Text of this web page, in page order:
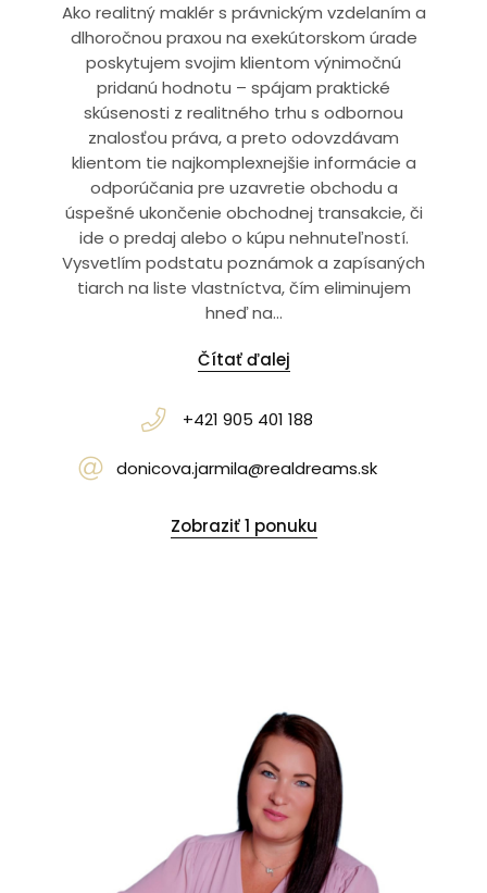
Ako realitný maklér s právnickým vzdelaním a
dlhoročnou praxou na exekútorskom úrade
poskytujem svojim klientom výnimočnú
pridanú hodnotu – spájam praktické
skúsenosti z realitného trhu s odbornou
znalosťou práva, a preto odovzdávam
klientom tie najkomplexnejšie informácie a
odporúčania pre uzavretie obchodu a
úspešné ukončenie obchodnej transakcie, či
ide o predaj alebo o kúpu nehnuteľností.
Vysvetlím podstatu poznámok a zapísaných
tiarch na liste vlastníctva, čím eliminujem
hneď na...
Čítať ďalej
+421 905 401 188
donicova.jarmila@realdreams.sk
Zobraziť 1 ponuku